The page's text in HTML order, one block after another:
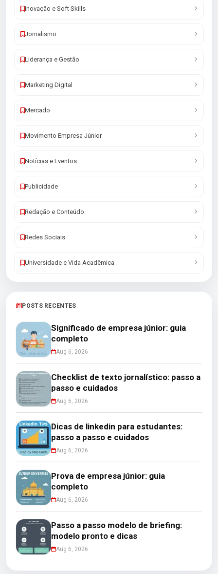
Inovação e Soft Skills
Jornalismo
Liderança e Gestão
Marketing Digital
Mercado
Movimento Empresa Júnior
Notícias e Eventos
Publicidade
Redação e Conteúdo
Redes Sociais
Universidade e Vida Acadêmica
POSTS RECENTES
Significado de empresa júnior: guia
completo
Aug 6, 2026
Checklist de texto jornalístico: passo a
passo e cuidados
Aug 6, 2026
Dicas de linkedin para estudantes:
passo a passo e cuidados
Aug 6, 2026
Prova de empresa júnior: guia
completo
Aug 6, 2026
Passo a passo modelo de briefing:
modelo pronto e dicas
Aug 6, 2026